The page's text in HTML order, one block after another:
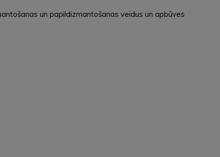
un papildizmantošanas veidus un apbūves